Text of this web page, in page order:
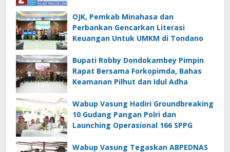
OJK, Pemkab Minahasa dan
Perbankan Gencarkan Literasi
Keuangan Untuk UMKM di Tondano
Bupati Robby Dondokambey Pimpin
Rapat Bersama Forkopimda, Bahas
Keamanan Pilhut dan Idul Adha
Wabup Vasung Hadiri Groundbreaking
10 Gudang Pangan Polri dan
Launching Operasional 166 SPPG
Wabup Vasung Tegaskan ABPEDNAS